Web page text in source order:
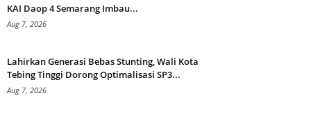
KAI Daop 4 Semarang Imbau...
Aug 7, 2026
Lahirkan Generasi Bebas Stunting, Wali Kota
Tebing Tinggi Dorong Optimalisasi SP3...
Aug 7, 2026